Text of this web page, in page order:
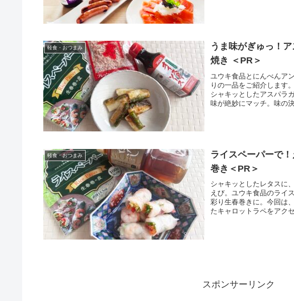
軽食・おつまみ
うま味がぎゅっ！
焼き ＜PR＞
ユウキ食品とにんべんア
りの一品をご紹介します
シャキッとしたアスパラ
味が絶妙にマッチ。味の
軽食・おつまみ
ライスペーパーで
巻き＜PR＞
シャキッとしたレタスに
えび。ユウキ食品のライ
彩り生春巻きに。今回は
たキャロットラペをアク
スポンサーリンク